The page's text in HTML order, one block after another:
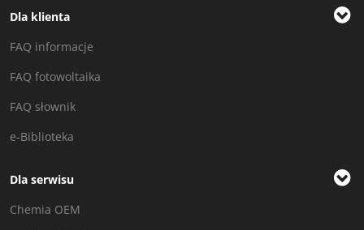
Dla klienta
FAQ informacje
FAQ fotowoltaika
FAQ słownik
e-Biblioteka
Dla serwisu
Chemia OEM